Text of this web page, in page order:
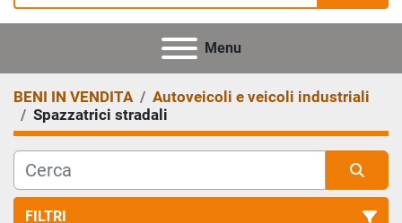
Menu
BENI IN VENDITA
Autoveicoli e veicoli industriali
Spazzatrici stradali
FILTRI